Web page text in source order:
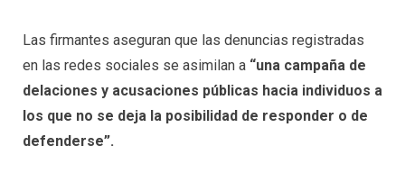
Las firmantes aseguran que las denuncias registradas
en las redes sociales se asimilan a “una campaña de
delaciones y acusaciones públicas hacia individuos a
los que no se deja la posibilidad de responder o de
defenderse”.